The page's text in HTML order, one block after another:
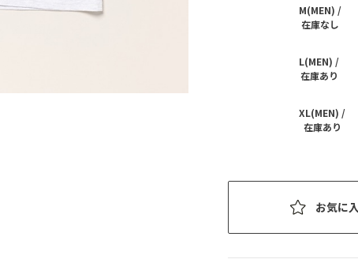
M(MEN) /
在庫なし
L(MEN) /
在庫あり
XL(MEN) /
在庫あり
お気に